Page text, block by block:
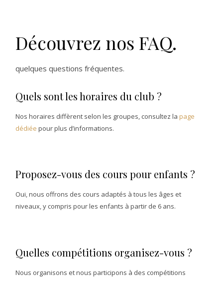
Découvrez nos FAQ.
quelques questions fréquentes.
Quels sont les horaires du club ?
Nos horaires diffèrent selon les groupes, consultez la page
dédiée pour plus d’informations.
Proposez-vous des cours pour enfants ?
Oui, nous offrons des cours adaptés à tous les âges et
niveaux, y compris pour les enfants à partir de 6 ans.
Quelles compétitions organisez-vous ?
Nous organisons et nous participons à des compétitions